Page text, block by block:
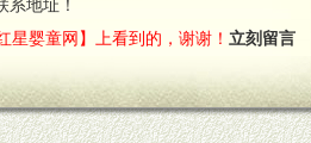
地址！
星婴童网】上看到的，谢谢！ 立刻留言